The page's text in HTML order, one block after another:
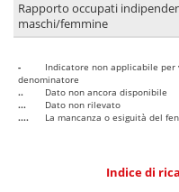
Rapporto occupati
maschi/femmine
-
Indicatore non applicabile
denominatore
..
Dato non ancora disponibile
...
Dato non rilevato
....
La mancanza o esiguità del
Indice di